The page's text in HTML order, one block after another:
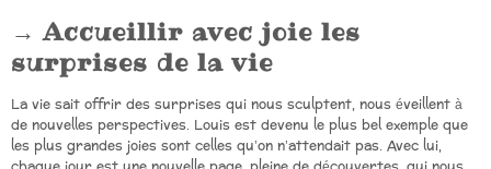
Accueillir avec joie les
surprises de la vie
La vie sait offrir des surprises qui nous sculptent, nous éveillent à
de nouvelles perspectives. Louis est devenu le plus bel exemple que
les plus grandes joies sont celles qu’on n’attendait pas. Avec lui,